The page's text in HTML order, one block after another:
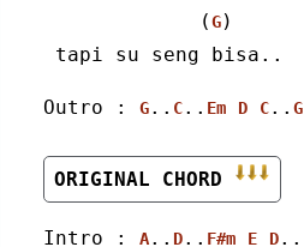
             (
G)
tapi su seng bisa..
Outro : G.. C.. Em D C.. G
ORIGINAL CHORD
Intro : A.. D.. F#m E D..